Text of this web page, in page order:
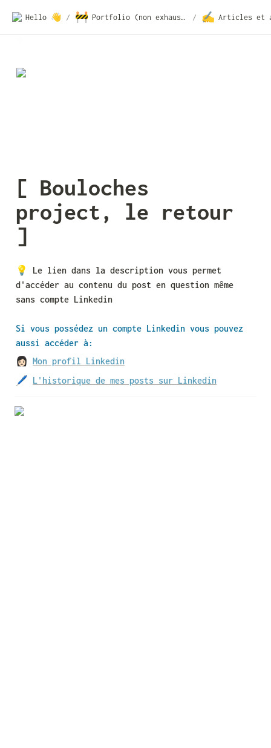
Hello 👋 / 🚧 Portfolio (non exhaustif) / ✍️
[ Bouloches
project, le retour
]
💡 Le lien dans la description vous permet
d'accéder au contenu du post en question même
sans compte Linkedin
Si vous possédez un compte Linkedin vous pouvez
aussi accéder à:
👩🏻 Mon profil Linkedin
🖊 L'historique de mes posts sur Linkedin